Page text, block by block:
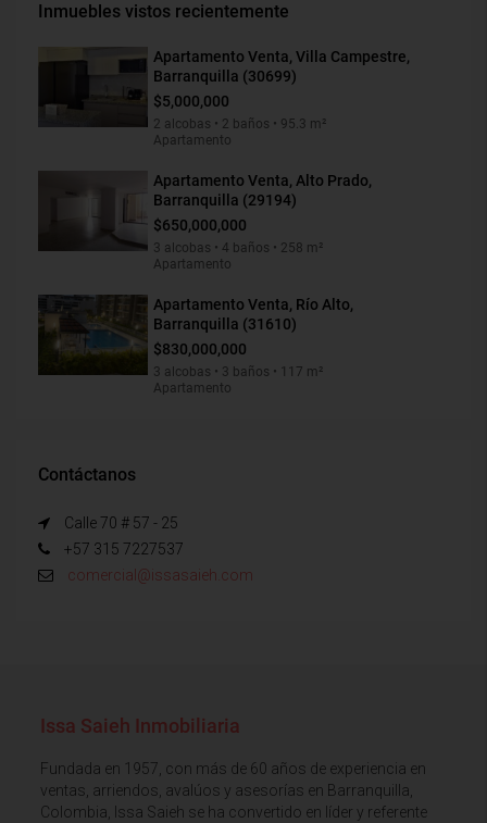
Inmuebles vistos recientemente
Apartamento Venta, Villa Campestre,
Barranquilla (30699)
$5,000,000
2 alcobas • 2 baños • 95.3 m²
Apartamento
Apartamento Venta, Alto Prado,
Barranquilla (29194)
$650,000,000
3 alcobas • 4 baños • 258 m²
Apartamento
Apartamento Venta, Río Alto,
Barranquilla (31610)
$830,000,000
3 alcobas • 3 baños • 117 m²
Apartamento
Contáctanos
Calle 70 # 57 - 25
+57 315 7227537
comercial@issasaieh.com
Issa Saieh Inmobiliaria
Fundada en 1957, con más de 60 años de experiencia en
ventas, arriendos, avalúos y asesorías en Barranquilla,
Colombia, Issa Saieh se ha convertido en líder y referente